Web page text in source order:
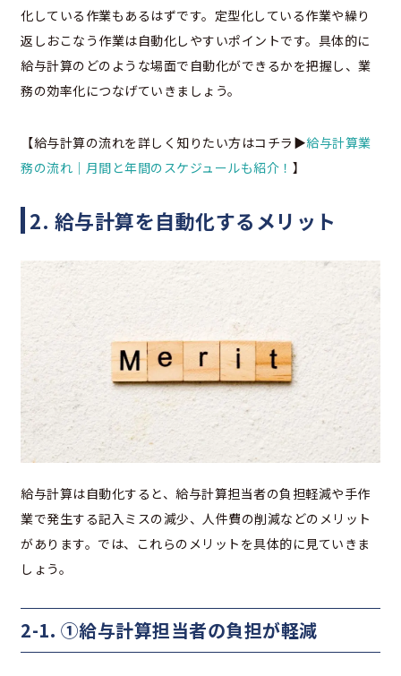
化している作業もあるはずです。定型化している作業や繰り
返しおこなう作業は自動化しやすいポイントです。具体的に
給与計算のどのような場面で自動化ができるかを把握し、業
務の効率化につなげていきましょう。
【給与計算の流れを詳しく知りたい方はコチラ▶給与計算業
務の流れ｜月間と年間のスケジュールも紹介！ 】
2. 給与計算を自動化するメリット
給与計算は自動化すると、給与計算担当者の負担軽減や手作
業で発生する記入ミスの減少、人件費の削減などのメリット
があります。では、これらのメリットを具体的に見ていきま
しょう。
2-1. ①給与計算担当者の負担が軽減